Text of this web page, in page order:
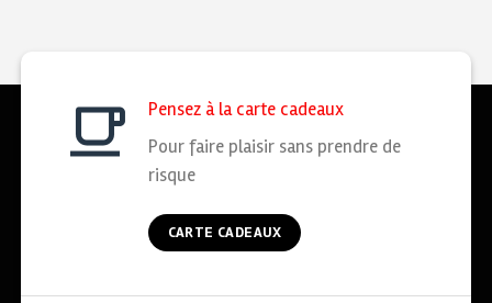
Pensez à la carte cadeaux
Pour faire plaisir sans prendre de
risque
CARTE CADEAUX